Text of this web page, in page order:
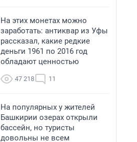
На этих монетах можно
заработать: антиквар из Уфы
рассказал, какие редкие
деньги 1961 по 2016 год
обладают ценностью
47 218 11
На популярных у жителей
Башкирии озерах открыли
бассейн, но туристы
довольны не всем